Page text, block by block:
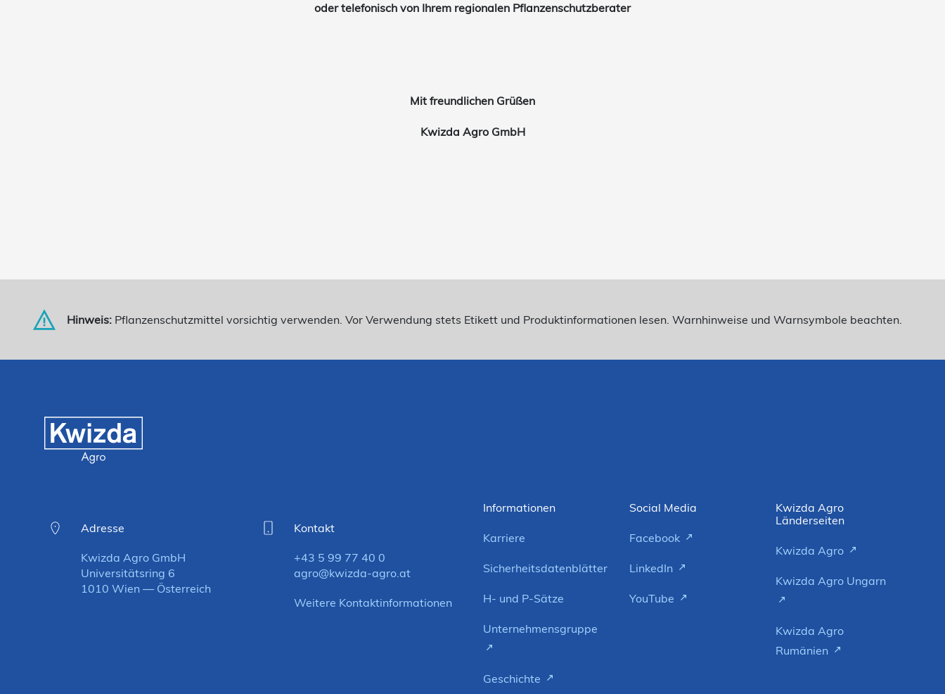
oder telefonisch von Ihrem regionalen Pflanzenschutzberater
Mit freundlichen Grüßen
Kwizda Agro GmbH
Hinweis: Pflanzenschutzmittel vorsichtig verwenden. Vor Verwendung stets Etikett und Produktinformationen lesen. Warnhinweise und Warnsymbole beachten.
Adresse
Kwizda Agro GmbH
Universitätsring 6
1010 Wien — Österreich
Kontakt
+43 5 99 77 40 0
agro@kwizda-agro.at
Weitere Kontaktinformationen
Informationen
Karriere
Sicherheitsdatenblätter
H- und P-Sätze
Unternehmensgruppe
Geschichte
Social Media
Facebook
LinkedIn
YouTube
Kwizda Agro
Länderseiten
Kwizda Agro
Kwizda Agro Ungarn
Kwizda Agro
Rumänien